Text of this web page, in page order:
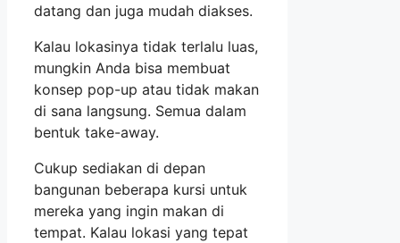
datang dan juga mudah diakses.
Kalau lokasinya tidak terlalu luas,
mungkin Anda bisa membuat
konsep pop-up atau tidak makan
di sana langsung. Semua dalam
bentuk take-away.
Cukup sediakan di depan
bangunan beberapa kursi untuk
mereka yang ingin makan di
tempat. Kalau lokasi yang tepat